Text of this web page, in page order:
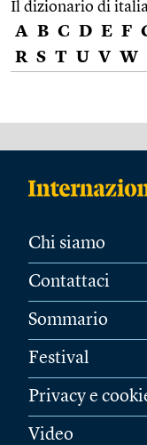
Il dizionario di
A B C D E F
R S T U V W
Chi siamo
Contattaci
Sommario
Festival
Privacy e
Video